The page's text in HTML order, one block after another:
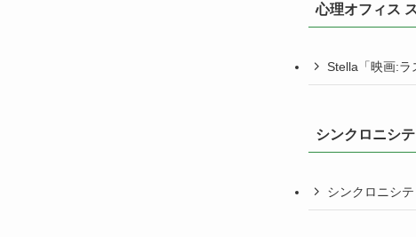
心理オフィス
Stella「映画:ラ
シンクロニシ
シンクロニシテ